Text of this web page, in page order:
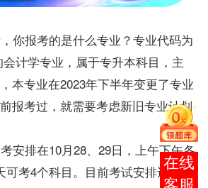
你报考的是什么专业？专业代码为
会计学专业，属于专升本科目，主
本专业在2023年下半年变更了专业
报考过，就需要考虑新旧专业计划
安排在10月28、29日，上午下午各
可考4个科目。目前考试安排还是按
在线